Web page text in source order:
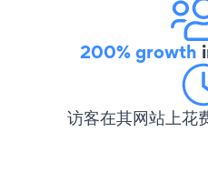
200% growth
访客在其网站上花